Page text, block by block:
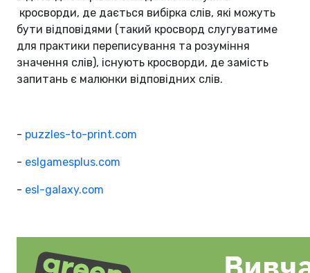
кросворди, де дається вибірка слів, які можуть
бути відповідями (такий кросворд слугуватиме
для практики переписування та розуміння
значення слів), існують кросворди, де замість
запитань є малюнки відповідних слів.
- puzzles-to-print.com
- eslgamesplus.com
- esl-galaxy.com